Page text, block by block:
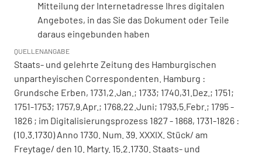
Mitteilung der Internetadresse Ihres digitalen
Angebotes, in das Sie das Dokument oder Teile
daraus eingebunden haben
QUELLENANGABE
Staats- und gelehrte Zeitung des Hamburgischen
unpartheyischen Correspondenten. Hamburg :
Grundsche Erben, 1731,2.Jan.; 1733; 1740,31.Dez.; 1751;
1751-1753; 1757,9.Apr.; 1768,22.Juni; 1793,5.Febr.; 1795 -
1826 ; im Digitalisierungsprozess 1827 - 1868, 1731-1826 :
(10.3.1730) Anno 1730. Num. 39. XXXIX. Stück/ am
Freytage/ den 10. Marty. 15.2.1730. Staats- und